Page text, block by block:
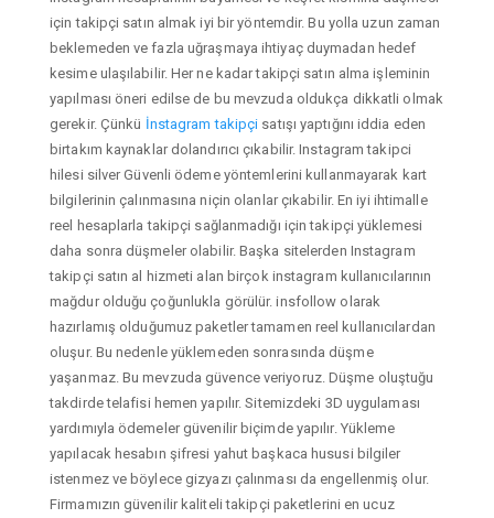
için takipçi satın almak iyi bir yöntemdir. Bu yolla uzun zaman
beklemeden ve fazla uğraşmaya ihtiyaç duymadan hedef
kesime ulaşılabilir. Her ne kadar takipçi satın alma işleminin
yapılması öneri edilse de bu mevzuda oldukça dikkatli olmak
gerekir. Çünkü İnstagram takipçi satışı yaptığını iddia eden
birtakım kaynaklar dolandırıcı çıkabilir. Instagram takipci
hilesi silver Güvenli ödeme yöntemlerini kullanmayarak kart
bilgilerinin çalınmasına niçin olanlar çıkabilir. En iyi ihtimalle
reel hesaplarla takipçi sağlanmadığı için takipçi yüklemesi
daha sonra düşmeler olabilir. Başka sitelerden Instagram
takipçi satın al hizmeti alan birçok instagram kullanıcılarının
mağdur olduğu çoğunlukla görülür. insfollow olarak
hazırlamış olduğumuz paketler tamamen reel kullanıcılardan
oluşur. Bu nedenle yüklemeden sonrasında düşme
yaşanmaz. Bu mevzuda güvence veriyoruz. Düşme oluştuğu
takdirde telafisi hemen yapılır. Sitemizdeki 3D uygulaması
yardımıyla ödemeler güvenilir biçimde yapılır. Yükleme
yapılacak hesabın şifresi yahut başkaca hususi bilgiler
istenmez ve böylece gizyazı çalınması da engellenmiş olur.
Firmamızın güvenilir kaliteli takipçi paketlerini en ucuz